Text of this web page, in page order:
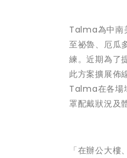
Talma為中南
至祕魯、厄瓜
練。近期為了
此方案擴展佈
Talma在各場
罩配戴狀況及
「在辦公大